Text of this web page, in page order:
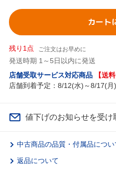
カート
残り1点 ご注文はお早めに
発送時期 1～5日以内に発送
店舗受取サービス対応商品
【送
店舗到着予定：8/12(水)～8/17(月)
値下げのお知らせを受け
中古商品の品質・付属品につい
返品について